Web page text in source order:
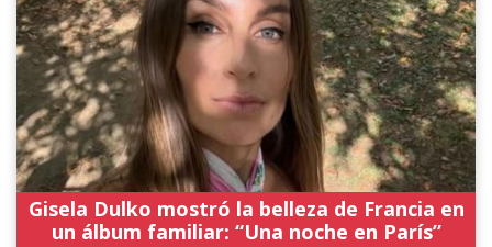
Gisela Dulko mostró la belleza de Francia en
un álbum familiar: “Una noche en París”